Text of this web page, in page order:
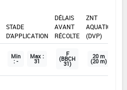
STADE
D'APPLICATION
DÉLAIS
AVANT
RÉCOLTE
ZNT
AQUATIQUE
(DVP)
Min
: -
Max :
31
F
(BBCH
31)
20 m
(20 m)